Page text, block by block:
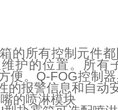
的所有控制元件
护的位置。所有
便。Q-FOG控制
的报警信息和自动
的喷淋模块